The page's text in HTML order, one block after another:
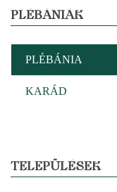
PLÉBÁNIÁK
PLÉBÁNIA
KARÁD
TELEPÜLÉSEK